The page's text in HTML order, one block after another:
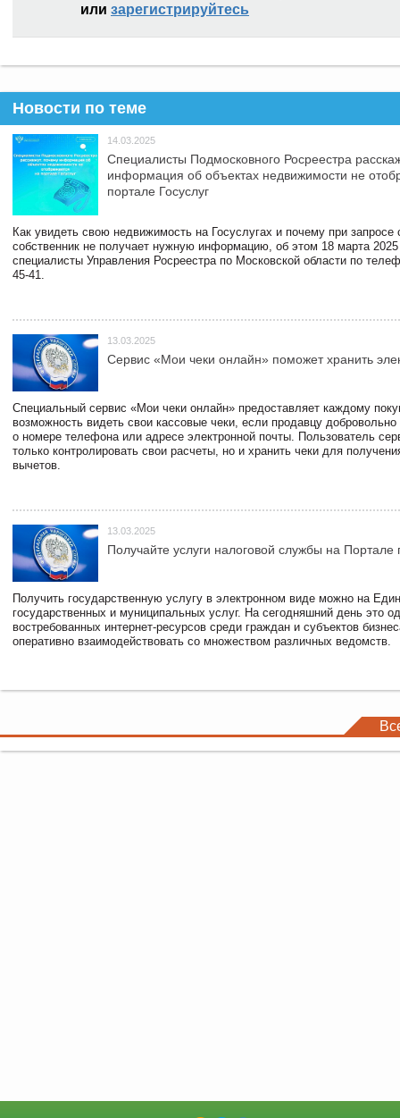
или зарегистрируйтесь
Новости по теме
14.03.2025
Специалисты Подмосковного Росреестра
информация об объектах недвижимости не
портале Госуслуг
Как увидеть свою недвижимость на Госуслугах и почему при запросе
собственник не получает нужную информацию, об этом 18 марта 2025
специалисты Управления Росреестра по Московской области по
45-41.
13.03.2025
Сервис «Мои чеки онлайн» поможет хранить
Специальный сервис «Мои чеки онлайн» предоставляет каждому
возможность видеть свои кассовые чеки, если продавцу
о номере телефона или адресе электронной почты. Пользователь
только контролировать свои расчеты, но и хранить чеки для
вычетов.
13.03.2025
Получайте услуги налоговой службы на Портале
Получить государственную услугу в электронном виде можно на
государственных и муниципальных услуг. На сегодняшний день это
востребованных интернет-ресурсов среди граждан и субъектов
оперативно взаимодействовать со множеством различных ведомств.